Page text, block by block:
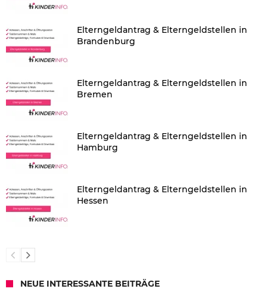
Elterngeldantrag & Elterngeldstellen in
Brandenburg
Elterngeldantrag & Elterngeldstellen in
Bremen
Elterngeldantrag & Elterngeldstellen in
Hamburg
Elterngeldantrag & Elterngeldstellen in
Hessen
NEUE INTERESSANTE BEITRÄGE